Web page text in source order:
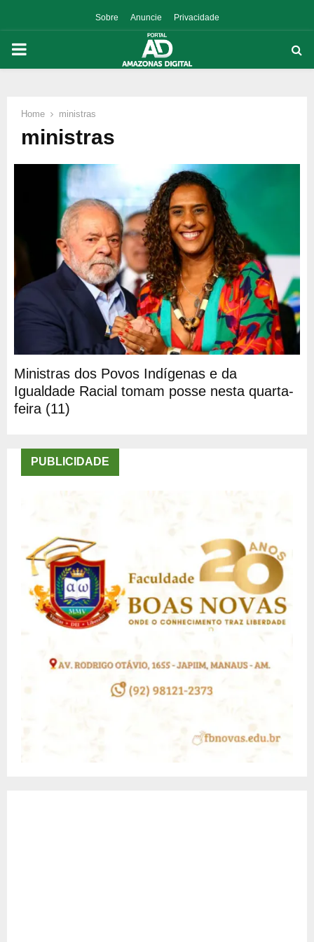
Sobre Anuncie Privacidade
PRIMARY
Home ministras
ministras
Ministras dos Povos Indígenas e da
Igualdade Racial tomam posse nesta quarta-
feira (11)
PUBLICIDADE